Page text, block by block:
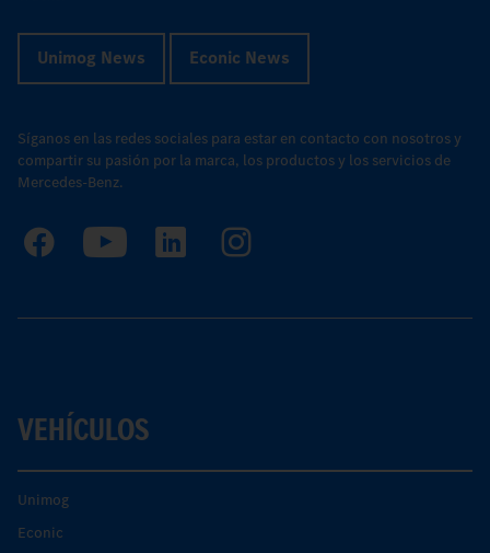
Unimog News Econic News
Síganos en las redes sociales para estar en contacto con nosotros y
compartir su pasión por la marca, los productos y los servicios de
Mercedes-Benz.
VEHÍCULOS
Unimog
Econic